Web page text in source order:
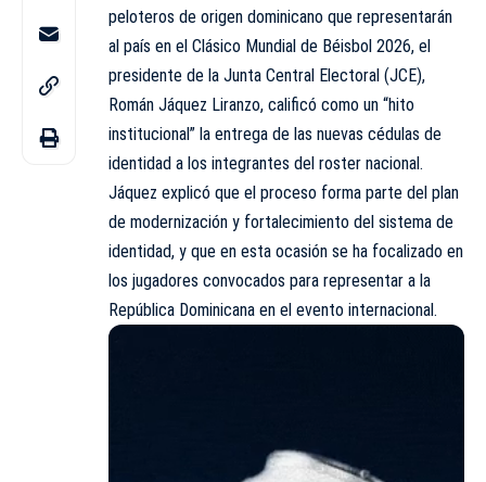
peloteros de origen dominicano que representarán
al país en el Clásico Mundial de Béisbol 2026, el
presidente de la Junta Central Electoral (JCE),
Román Jáquez Liranzo, calificó como un “hito
institucional” la entrega de las nuevas cédulas de
identidad a los integrantes del roster nacional.
Jáquez explicó que el proceso forma parte del plan
de modernización y fortalecimiento del sistema de
identidad, y que en esta ocasión se ha focalizado en
los jugadores convocados para representar a la
República Dominicana en el evento internacional.